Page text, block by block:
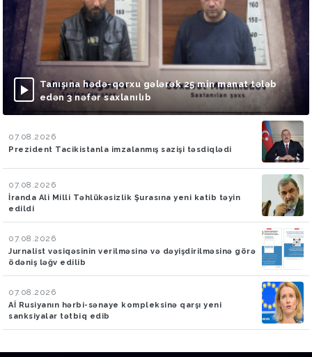
Tanışına hədə-qorxu gələrək 25 min manat tələb
edən 3 nəfər saxlanılıb
07.08.2026
Prezident Tacikistanla imzalanmış sazişi təsdiqlədi
07.08.2026
İranda Ali Milli Təhlükəsizlik Şurasına yeni katib təyin
edildi
07.08.2026
Jurnalist vəsiqəsinin verilməsinə və dəyişdirilməsinə görə
ödəniş ləğv edilib
07.08.2026
Aİ Rusiyanın hərbi-sənaye kompleksinə qarşı yeni
sanksiyalar tətbiq edib